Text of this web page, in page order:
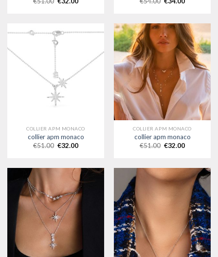
COLLIER APM MONACO
collier apm monaco
€51.00 €32.00
COLLIER APM MONACO
collier apm monaco
€51.00 €32.00